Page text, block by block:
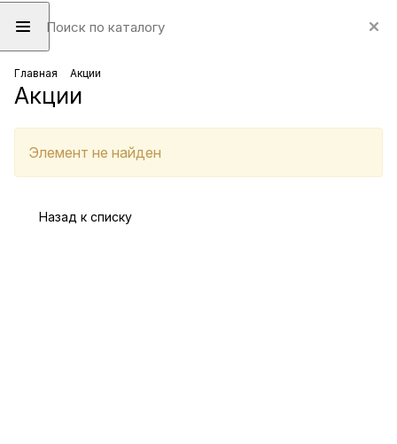
Главная Акции
Акции
Элемент не найден
Назад к списку